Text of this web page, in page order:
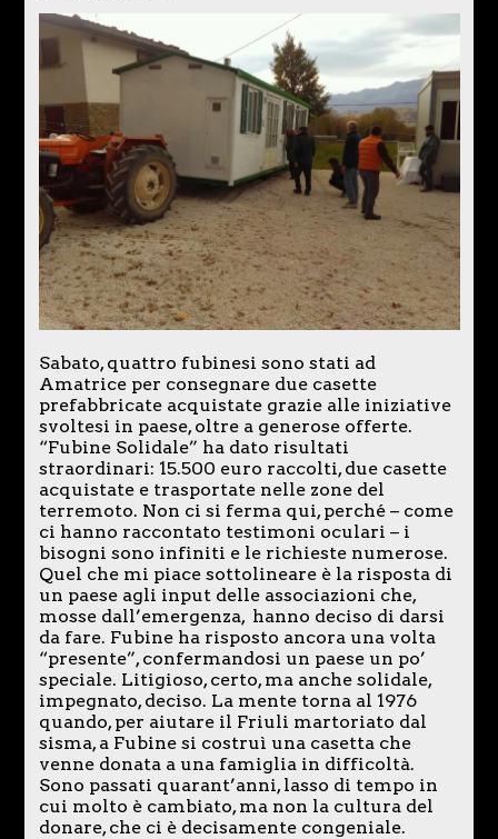
Sabato, quattro fubinesi sono stati ad
Amatrice per consegnare due casette
prefabbricate acquistate grazie alle iniziative
svoltesi in paese, oltre a generose offerte.
“Fubine Solidale” ha dato risultati
straordinari: 15.500 euro raccolti, due casette
acquistate e trasportate nelle zone del
terremoto. Non ci si ferma qui, perché – come
ci hanno raccontato testimoni oculari – i
bisogni sono infiniti e le richieste numerose.
Quel che mi piace sottolineare è la risposta di
un paese agli input delle associazioni che,
mosse dall’emergenza, hanno deciso di darsi
da fare. Fubine ha risposto ancora una volta
“presente”, confermandosi un paese un po’
speciale. Litigioso, certo, ma anche solidale,
impegnato, deciso. La mente torna al 1976
quando, per aiutare il Friuli martoriato dal
sisma, a Fubine si costruì una casetta che
venne donata a una famiglia in difficoltà.
Sono passati quarant’anni, lasso di tempo in
cui molto è cambiato, ma non la cultura del
donare, che ci è decisamente congeniale.